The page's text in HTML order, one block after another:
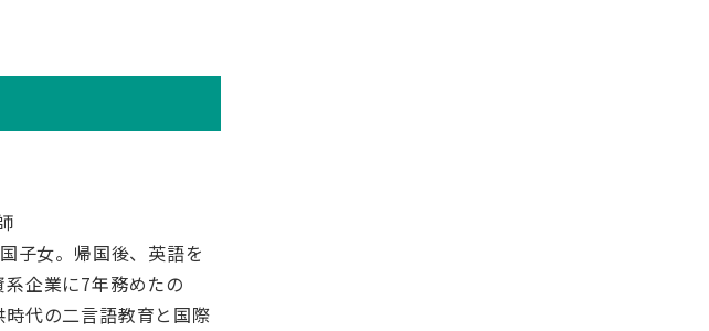
子女。帰国後、英語を
企業に7年務めたの
代の二言語教育と国際